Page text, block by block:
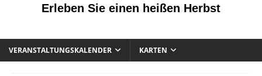
Erleben Sie einen heißen Herbst
VERANSTALTUNGSKALENDER KARTEN